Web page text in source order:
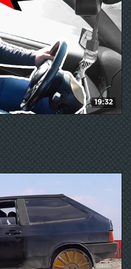
19:32